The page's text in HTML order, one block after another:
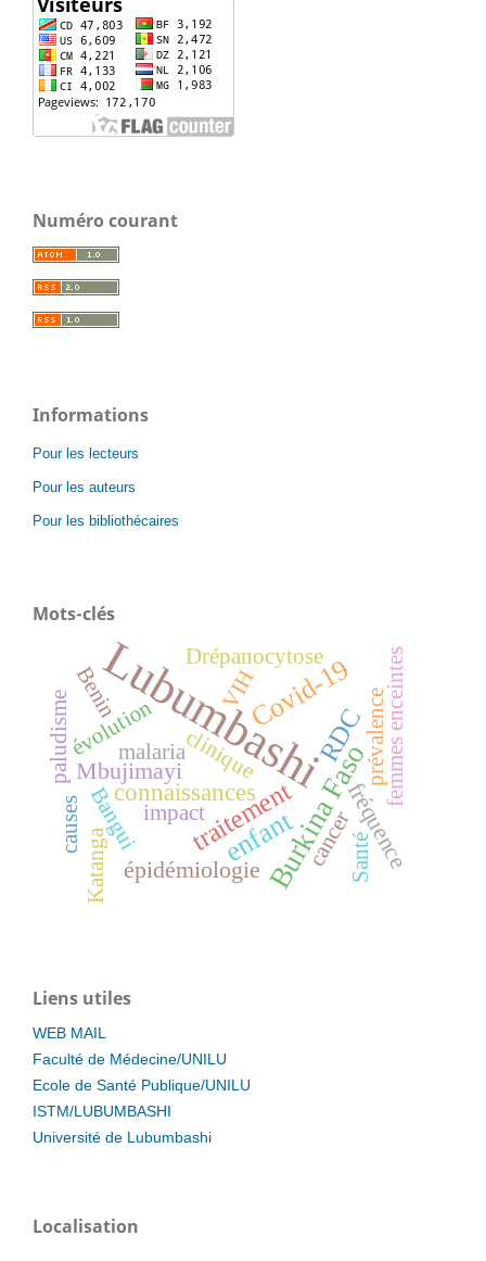
Numéro courant
Informations
Pour les lecteurs
Pour les auteurs
Pour les bibliothécaires
Mots-clés
Lubumbashi
Burkina Faso
Covid-19
enfant
RDC
traitement
connaissances
épidémiologie
Mbujimayi
fréquence
clinique
évolution prévalence
VIH
paludisme
Drépanocytose
Bangui
Benin femmes enceintes
cancerSanté
causes
malaria
impact
Katanga
Liens utiles
WEB MAIL
Faculté de Médecine/UNILU
Ecole de Santé Publique/UNILU
ISTM/LUBUMBASHI
Université de Lubumbashi
Localisation